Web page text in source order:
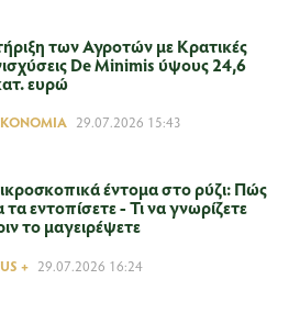
των Αγροτών με Κρατικές
De Minimis ύψους 24,6
ευρώ
29.07.2026 15:43
έντομα στο ρύζι: Πώς
τα εντοπίσετε - Τι να γνωρίζετε
το μαγειρέψετε
+ 29.07.2026 16:24